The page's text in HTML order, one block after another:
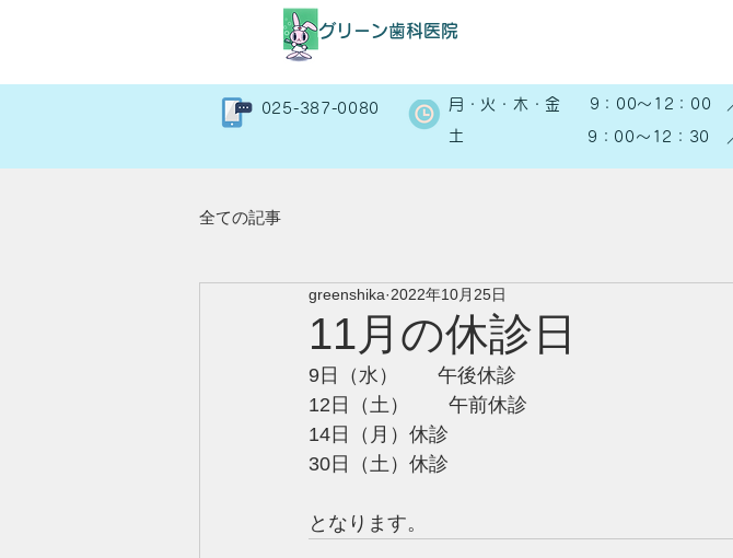
​グリーン歯科医院
025-387-0080 月・火・木・金 9：00～12：00
土 9：00～12：30
全ての記事
11月の休診日
greenshika 2022年10月25日
9日（水）　　午後休診
12日（土）　　午前休診
14日（月）休診
30日（土）休診
となります。